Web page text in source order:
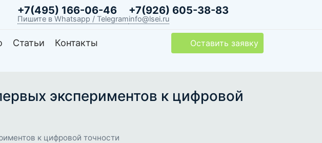
+7(495) 166-06-46
Пишите в Whatsapp /Telegram
+7(926) 605-38-83
info@lsei.ru
Статьи Контакты Оставить заявку
экспериментов к цифровой
к цифровой точности